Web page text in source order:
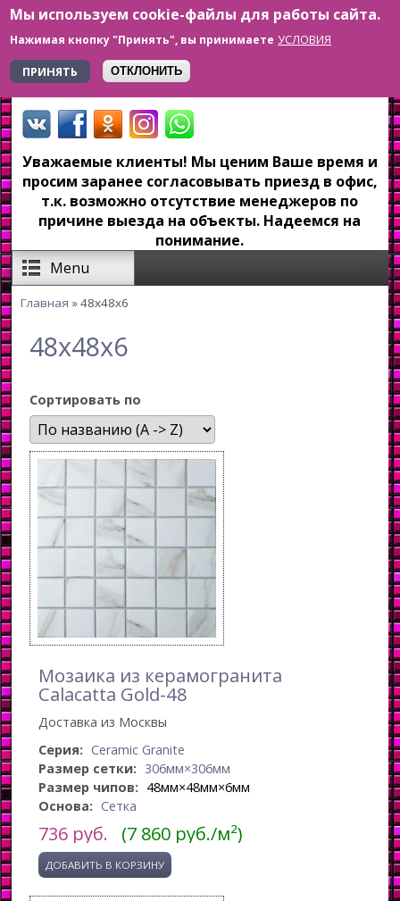
Мы используем cookie-файлы для работы сайта.
Нажимая кнопку "Принять", вы принимаете УСЛОВИЯ
ПРИНЯТЬ
ОТКЛОНИТЬ
Перейти к основному содержанию
+7 923 179-6-279
Уважаемые клиенты! Мы ценим Ваше время и
просим заранее согласовывать приезд в офис,
т.к. возможно отсутствие менеджеров по
причине выезда на объекты. Надеемся на
понимание.
Menu
Главная » 48x48x6
48x48x6
Сортировать по
Мозаика из керамогранита
Calacatta Gold-48
Доставка из Москвы
Серия: Ceramic Granite
Размер сетки: 306мм×306мм
Размер чипов: 48мм×48мм×6мм
Основа: Сетка
736 руб. (7 860 руб./м²)